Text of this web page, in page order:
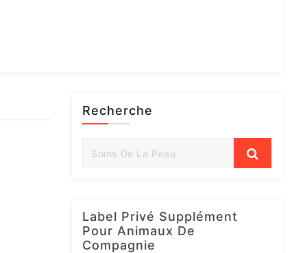
Recherche
Label Privé Supplément
Pour Animaux De
Compagnie